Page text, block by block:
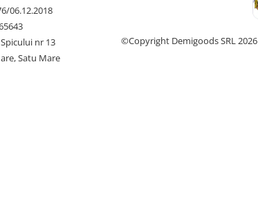
06.12.2018
nr 13
Satu Mare
©Copyright Demigoods SRL 2026